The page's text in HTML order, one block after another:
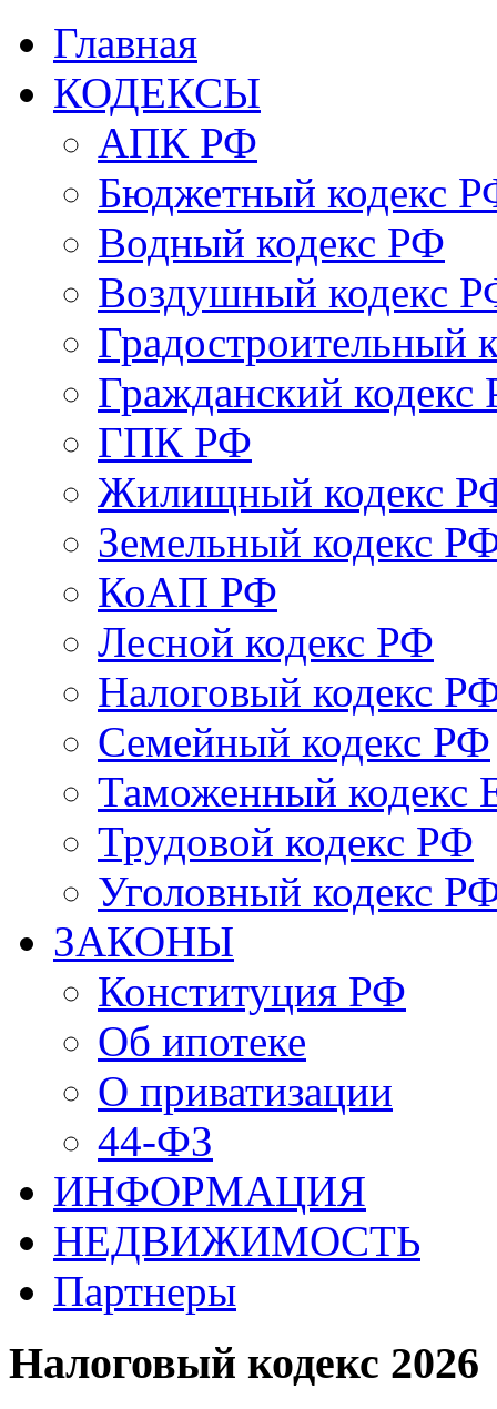
Главная
КОДЕКСЫ
АПК РФ
Бюджетный кодекс
Водный кодекс РФ
Воздушный кодекс
Градостроительный
Гражданский кодекс
ГПК РФ
Жилищный кодекс
Земельный кодекс
КоАП РФ
Лесной кодекс РФ
Налоговый кодекс
Семейный кодекс РФ
Таможенный
Трудовой кодекс РФ
Уголовный кодекс
ЗАКОНЫ
Конституция РФ
Об ипотеке
О приватизации
44-ФЗ
ИНФОРМАЦИЯ
НЕДВИЖИМОСТЬ
Партнеры
Налоговый кодекс 2026